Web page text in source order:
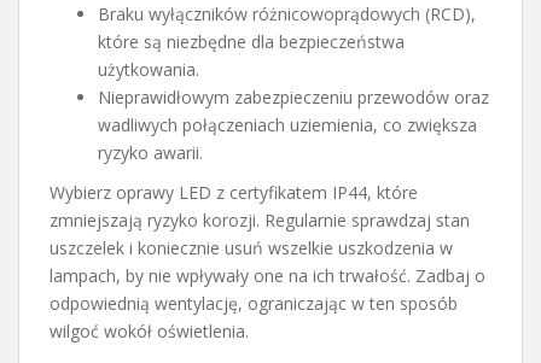
Braku wyłączników różnicowoprądowych (RCD),
które są niezbędne dla bezpieczeństwa
użytkowania.
Nieprawidłowym zabezpieczeniu przewodów oraz
wadliwych połączeniach uziemienia, co zwiększa
ryzyko awarii.
Wybierz oprawy LED z certyfikatem IP44, które
zmniejszają ryzyko korozji. Regularnie sprawdzaj stan
uszczelek i koniecznie usuń wszelkie uszkodzenia w
lampach, by nie wpływały one na ich trwałość. Zadbaj o
odpowiednią wentylację, ograniczając w ten sposób
wilgoć wokół oświetlenia.